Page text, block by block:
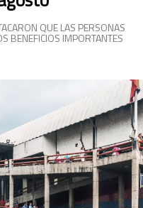
QUE LAS PERSONAS
BENEFICIOS IMPORTANTES